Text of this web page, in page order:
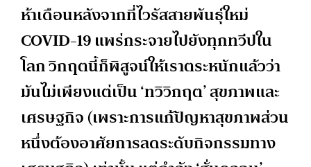
ห้าเดือนหลังจากที่ไวรัสสายพันธุ์ใหม่
COVID-19 แพร่กระจายไปยังทุกทวีปใน
โลก วิกฤตนี้ก็พิสูจน์ให้เราตระหนักแล้วว่า
มันไม่เพียงแต่เป็น ‘ทวิวิกฤต’ สุขภาพและ
เศรษฐกิจ (เพราะการแก้ปัญหาสุขภาพส่วน
หนึ่งต้องอาศัยการลดระดับกิจกรรมทาง